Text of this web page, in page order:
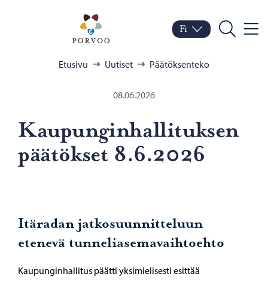
Porvoo – Siirry
Vaihda kieltä
Nykyinen kieli: Suomi
Fi
Hae
Etusivu Uutiset Päätöksenteko
08.06.2026
Kau­pun­gin­hal­li­tuk­sen
pää­tök­set 8.6.2026
Itäradan jatkosuunnitteluun
etenevä tunneliasemavaihtoehto
Kaupunginhallitus päätti yksimielisesti esittää